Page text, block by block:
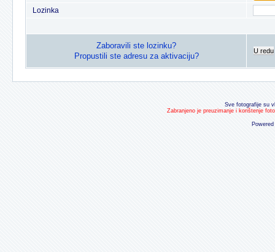
Lozinka
Zaboravili ste lozinku?
Propustili ste adresu za aktivaciju?
U redu
Sve fotografije su
Zabranjeno je preuzimanje i korištenje